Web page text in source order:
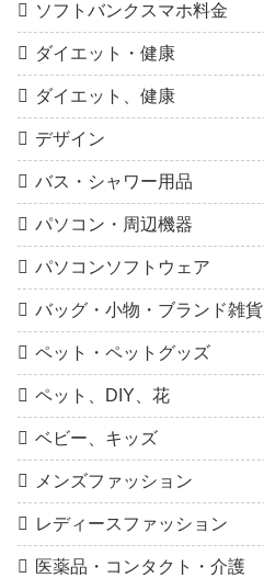
ソフトバンクスマホ料金
ダイエット・健康
ダイエット、健康
デザイン
バス・シャワー用品
パソコン・周辺機器
パソコンソフトウェア
バッグ・小物・ブランド雑貨
ペット・ペットグッズ
ペット、DIY、花
ベビー、キッズ
メンズファッション
レディースファッション
医薬品・コンタクト・介護